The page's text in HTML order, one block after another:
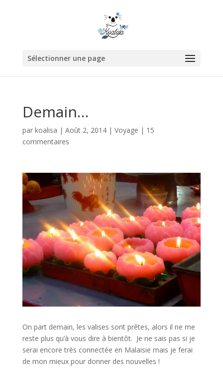
Sélectionner une page
Demain…
par koalisa | Août 2, 2014| Voyage | 15
commentaires
On part demain, les valises sont prêtes, alors il ne me
reste plus qu’à vous dire à bientôt. Je ne sais pas si je
serai encore très connectée en Malaisie mais je ferai
de mon mieux pour donner des nouvelles !